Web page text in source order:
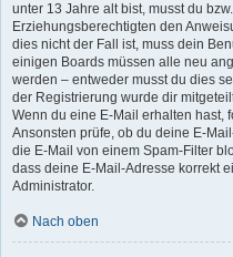
unter 13 Jahre alt bist, musst du
Erziehungsberechtigten den
dies nicht der Fall ist, muss dein
einigen Boards müssen alle neu
werden – entweder musst du dies
der Registrierung wurde dir
Wenn du eine E-Mail erhalten hast,
Ansonsten prüfe, ob du deine E-
die E-Mail von einem Spam-Filter
dass deine E-Mail-Adresse korrekt
Administrator.
Nach oben